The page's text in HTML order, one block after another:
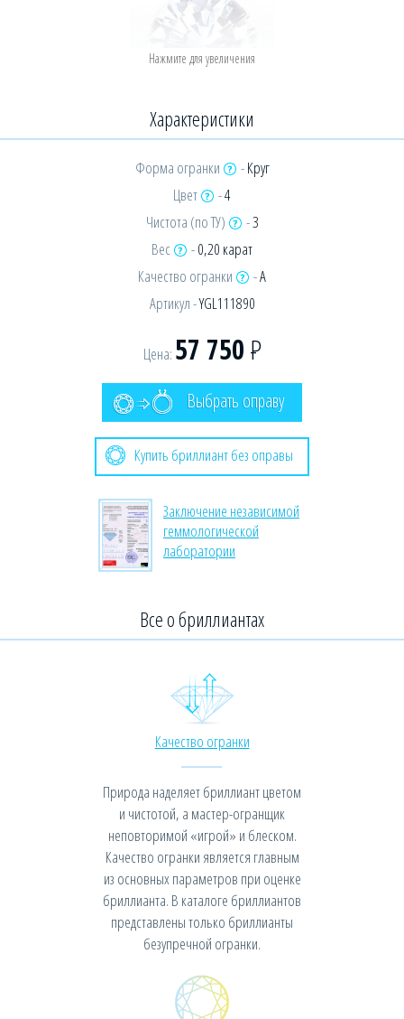
Характеристики
Форма огранки -Круг
Цвет
-4
Чистота (по ТУ)
-3
Вес
-0,20 карат
Качество огранки
-А
Артикул -YGL111890
Цена: 57 750Р
Выбрать оправу
Купить бриллиант без оправы
Заключение независимой
геммологической
лаборатории
Все о бриллиантах
Качество огранки
Природа наделяет бриллиант цветом
и чистотой, а мастер-огранщик
неповторимой «игрой» и блеском.
Качество огранки является главным
из основных параметров при оценке
бриллианта. В каталоге бриллиантов
представлены только бриллианты
безупречной огранки.